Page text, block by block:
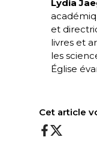
Lydia
et
livres et
les
Église
Cet article